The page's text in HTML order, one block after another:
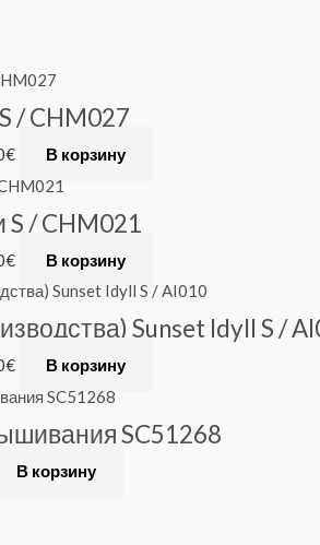
/ CHM027
€ В корзину
/ CHM021
€ В корзину
Sunset Idyll S /
€ В корзину
SC51268
В корзину